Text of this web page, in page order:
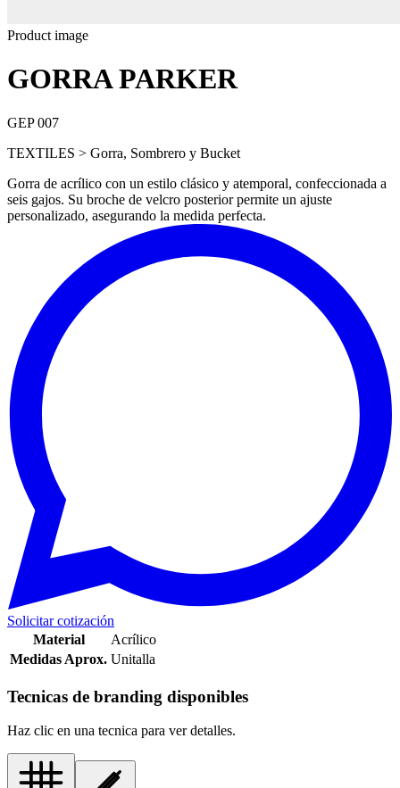
Product image
GORRA PARKER
GEP 007
TEXTILES > Gorra, Sombrero y Bucket
Gorra de acrílico con un estilo clásico y atemporal, confeccionada a
seis gajos. Su broche de velcro posterior permite un ajuste
personalizado, asegurando la medida perfecta.
Solicitar cotización
Material
Acrílico
Medidas Aprox. Unitalla
Tecnicas de branding disponibles
Haz clic en una tecnica para ver detalles.